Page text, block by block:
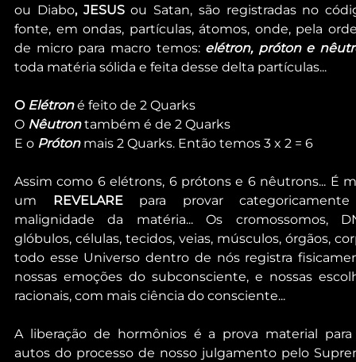
ou Diabo, JESUS ou Satan, são registradas no
fonte, em ondas, partículas, átomos, onde, pela
de micro para macro temos: elétron, próton e
toda matéria sólida e feita desse delta partículas...
O Elétron é feito de 2 Quarks
O Nêutron também é de 2 Quarks
E o Próton mais 2 Quarks. Então temos 3 x 2 = 6
Assim como 6 elétrons, 6 prótons e 6 nêutrons... É
um
REVELARE para provar
malignidade da matéria... Os cromossomos,
glóbulos, células, tecidos, veias, músculos, órgãos,
todo esse Universo dentro de nós registra
nossas emoções do subconsciente, e nossas
racionais, com mais ciência do consciente...
A liberação de hormônios é a prova material para
autos do processo de nosso julgamento pelo